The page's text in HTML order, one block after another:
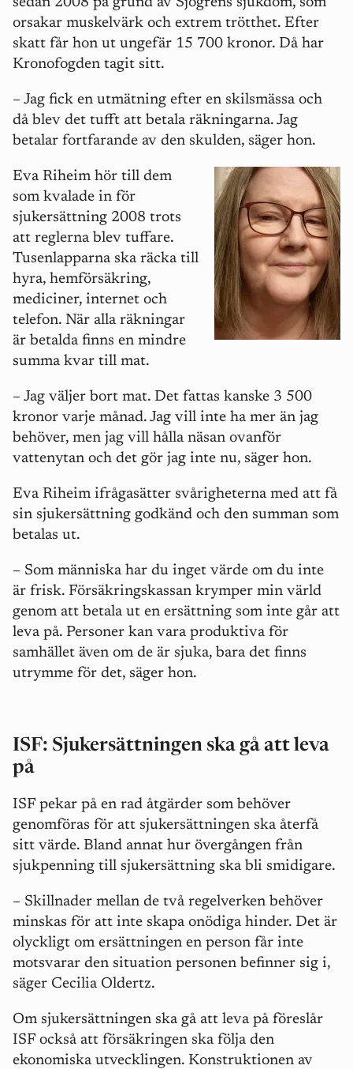
sedan 2008 på grund av Sjögrens sjukdom, som
orsakar muskelvärk och extrem trötthet. Efter
skatt får hon ut ungefär 15 700 kronor. Då har
Kronofogden tagit sitt.
– Jag fick en utmätning efter en skilsmässa och
då blev det tufft att betala räkningarna. Jag
betalar fortfarande av den skulden, säger hon.
Eva Riheim hör till dem
som kvalade in för
sjukersättning 2008 trots
att reglerna blev tuffare.
Tusenlapparna ska räcka till
hyra, hemförsäkring,
mediciner, internet och
telefon. När alla räkningar
är betalda finns en mindre
summa kvar till mat.
– Jag väljer bort mat. Det fattas kanske 3 500
kronor varje månad. Jag vill inte ha mer än jag
behöver, men jag vill hålla näsan ovanför
vattenytan och det gör jag inte nu, säger hon.
Eva Riheim ifrågasätter svårigheterna med att få
sin sjukersättning godkänd och den summan som
betalas ut.
– Som människa har du inget värde om du inte
är frisk. Försäkringskassan krymper min värld
genom att betala ut en ersättning som inte går att
leva på. Personer kan vara produktiva för
samhället även om de är sjuka, bara det finns
utrymme för det, säger hon.
ISF: Sjukersättningen ska gå att leva
på
ISF pekar på en rad åtgärder som behöver
genomföras för att sjukersättningen ska återfå
sitt värde. Bland annat hur övergången från
sjukpenning till sjukersättning ska bli smidigare.
– Skillnader mellan de två regelverken behöver
minskas för att inte skapa onödiga hinder. Det är
olyckligt om ersättningen en person får inte
motsvarar den situation personen befinner sig i,
säger Cecilia Oldertz.
Om sjukersättningen ska gå att leva på föreslår
ISF också att försäkringen ska följa den
ekonomiska utvecklingen. Konstruktionen av